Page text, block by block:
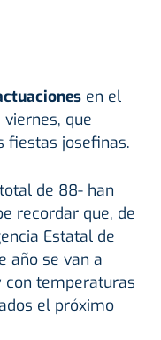
en el
que
fiestas josefinas.
de 88- han
recordar que, de
Estatal de
año se van a
con temperaturas
el próximo